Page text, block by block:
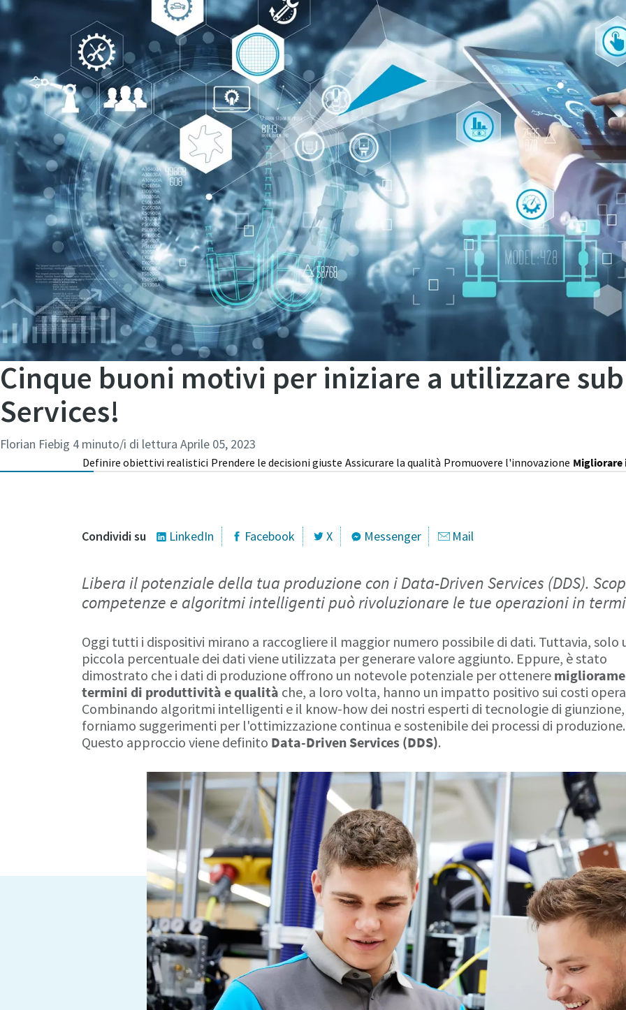
Cinque buoni motivi per iniziare a utilizzare
Services!
Florian Fiebig 4 minuto/i di lettura Aprile 05, 2023
Definire obiettivi realistici Prendere le decisioni giuste Assicurare la qualità Promuovere l'innovazione Migliorare
Condividi su LinkedIn Facebook X Messenger Mail
Libera il potenziale della tua produzione con i Data-Driven Services (DDS).
competenze e algoritmi intelligenti può rivoluzionare le tue operazioni in
Oggi tutti i dispositivi mirano a raccogliere il maggior numero possibile di dati. Tuttavia, solo
piccola percentuale dei dati viene utilizzata per generare valore aggiunto. Eppure, è stato
dimostrato che i dati di produzione offrono un notevole potenziale per ottenere
termini di produttività e qualità che, a loro volta, hanno un impatto positivo sui costi
Combinando algoritmi intelligenti e il know-how dei nostri esperti di tecnologie di giunzione,
forniamo suggerimenti per l'ottimizzazione continua e sostenibile dei processi di produzione.
Questo approccio viene definito Data-Driven Services (DDS).